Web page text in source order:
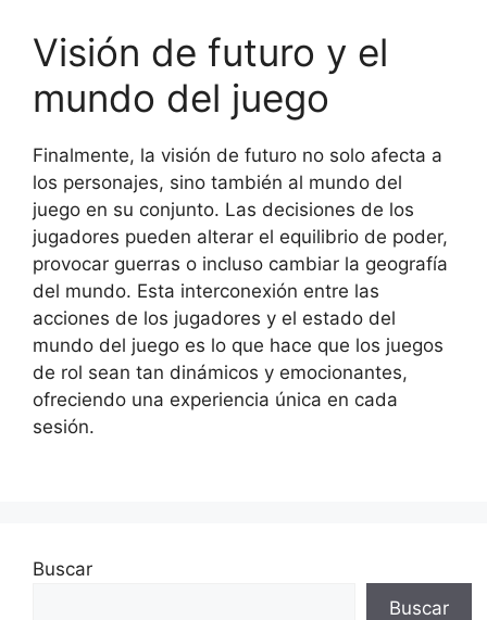
Visión de futuro y el
mundo del juego
Finalmente, la visión de futuro no solo afecta a
los personajes, sino también al mundo del
juego en su conjunto. Las decisiones de los
jugadores pueden alterar el equilibrio de poder,
provocar guerras o incluso cambiar la geografía
del mundo. Esta interconexión entre las
acciones de los jugadores y el estado del
mundo del juego es lo que hace que los juegos
de rol sean tan dinámicos y emocionantes,
ofreciendo una experiencia única en cada
sesión.
Buscar
Buscar